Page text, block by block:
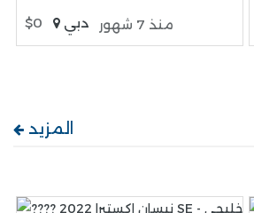
$0 دبي منذ 7 شهور
المزيد